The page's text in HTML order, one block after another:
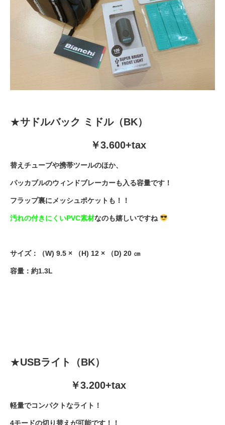
求人情報
募集中の求人情報
その他
会社概要
個人情報保護
★サドルバック ミドル（BK）
￥3.600+tax
替えチューブや携帯ツールのほか、
パッカブルのウィンドブレーカーも入る容量です！
フラップ裏にメッシュポケットも！！
汚れの付きにくいPVC素材なのも嬉しいですね
サイズ：（W) 9.5 × （H) 12 × （D) 20 ㎝
容量：約1.3L
★USBライト（BK）
￥3.200+tax
軽量でコンパクトなライト！
4モードの切り替えが可能です！！